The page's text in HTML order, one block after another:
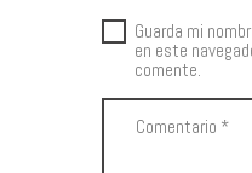
Guarda mi
en este
comente.